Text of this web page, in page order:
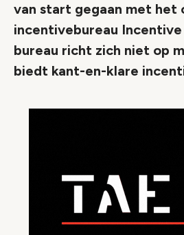
van start gegaan met het
incentivebureau
bureau richt zich niet op
biedt kant-en-klare